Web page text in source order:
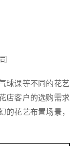
球课等不同的花艺
店客户的选购需求
的花艺布置场景，